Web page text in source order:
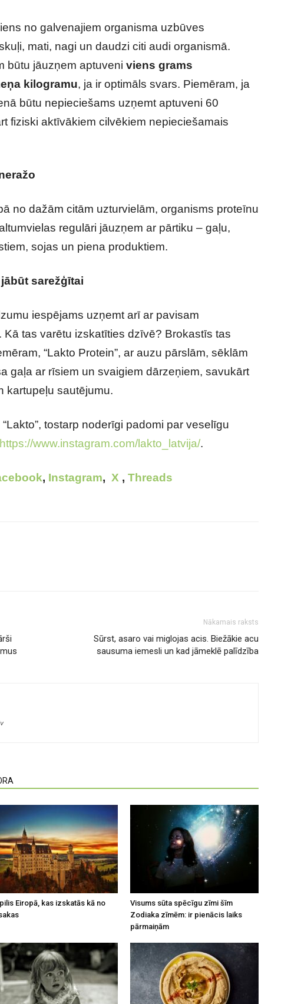
no galvenajiem organisma uzbūves
mati, nagi un daudzi citi audi organismā.
būtu jāuzņem aptuveni viens grams
kilogramu, ja ir optimāls svars. Piemēram, ja
būtu nepieciešams uzņemt aptuveni 60
fiziski aktīvākiem cilvēkiem nepieciešamais
no dažām citām uzturvielām, organisms proteīnu
regulāri jāuzņem ar pārtiku – gaļu,
sojas un piena produktiem.
sarežģītai
iespējams uzņemt arī ar pavisam
tas varētu izskatīties dzīvē? Brokastīs tas
“Lakto Protein”, ar auzu pārslām, sēklām
gaļa ar rīsiem un svaigiem dārzeņiem, savukārt
kartupeļu sautējumu.
tostarp noderīgi padomi par veselīgu
https://www.instagram.com/lakto_latvija/.
, Instagram, X , Threads
Nākamais raksts
Sūrst, asaro vai miglojas acis. Biežākie acu
sausuma iemesli un kad jāmeklē palīdzība
Eiropā, kas izskatās kā no
Visums sūta spēcīgu zīmi šīm
Zodiaka zīmēm: ir pienācis laiks
pārmaiņām